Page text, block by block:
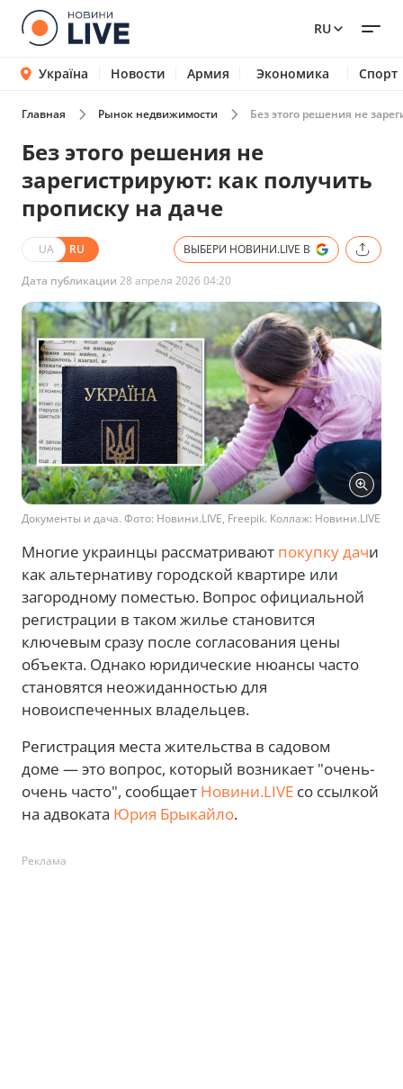
RU
Україна Новости Армия Экономика Спорт
Главная Рынок недвижимости Без этого решения не
Без этого решения не
зарегистрируют: как получить
прописку на даче
UA RU ВЫБЕРИ НОВИНИ.LIVE В
Дата публикации 28 апреля 2026 04:20
Документы и дача. Фото: Новини.LIVE, Freepik. Коллаж: Новини.LIVE
Многие украинцы рассматривают покупку дачи
как альтернативу городской квартире или
загородному поместью. Вопрос официальной
регистрации в таком жилье становится
ключевым сразу после согласования цены
объекта. Однако юридические нюансы часто
становятся неожиданностью для
новоиспеченных владельцев.
Регистрация места жительства в садовом
доме — это вопрос, который возникает "очень-
очень часто", сообщает Новини.LIVE со ссылкой
на адвоката Юрия Брыкайло.
Реклама